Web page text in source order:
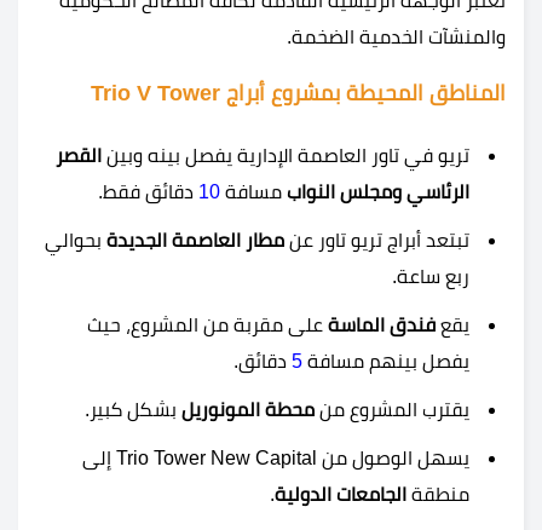
والمنشآت الخدمية الضخمة.
المناطق المحيطة بمشروع أبراج Trio V Tower
تريو في تاور العاصمة الإدارية يفصل بينه وبين القصر
الرئاسي ومجلس النواب مسافة 10 دقائق فقط.
تبتعد أبراج تريو تاور عن مطار العاصمة الجديدة بحوالي
ربع ساعة.
يقع فندق الماسة على مقربة من المشروع، حيث
يفصل بينهم مسافة 5 دقائق.
يقترب المشروع من محطة المونوريل بشكل كبير.
يسهل الوصول من Trio Tower New Capital إلى
منطقة الجامعات الدولية.